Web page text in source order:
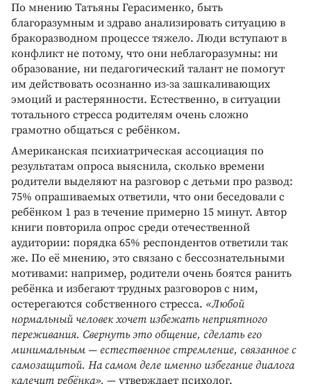
По мнению Татьяны Герасименко, быть
благоразумным и здраво анализировать ситуацию в
бракоразводном процессе тяжело. Люди вступают в
конфликт не потому, что они неблагоразумны: ни
образование, ни педагогический талант не помогут
им действовать осознанно из-за зашкаливающих
эмоций и растерянности. Естественно, в ситуации
тотального стресса родителям очень сложно
грамотно общаться с ребёнком.
Американская психиатрическая ассоциация по
результатам опроса выяснила, сколько времени
родители выделяют на разговор с детьми про развод:
75% опрашиваемых ответили, что они беседовали с
ребёнком 1 раз в течение примерно 15 минут. Автор
книги повторила опрос среди отечественной
аудитории: порядка 65% респондентов ответили так
же. По её мнению, это связано с бессознательными
мотивами: например, родители очень боятся ранить
ребёнка и избегают трудных разговоров с ним,
остерегаются собственного стресса. «Любой
нормальный человек хочет избежать неприятного
переживания. Свернуть это общение, сделать его
минимальным — естественное стремление, связанное с
самозащитой. На самом деле именно избегание диалога
калечит ребёнка», — утверждает психолог.